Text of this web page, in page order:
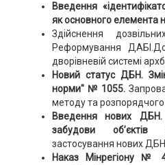
Введення
як основного елемента
Здійснення
Реформування
дворівневій системі
Новий статус ДБН.
норми" № 1055.
методу та
Введення нових
забудови об’єктів
застосування нових ДБН
Наказ Мінрегіону №